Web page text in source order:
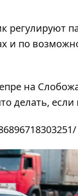
регулируют
и по
на
делать,